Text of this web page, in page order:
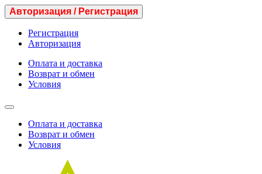
Авторизация / Регистрация
Регистрация
Авторизация
Оплата и доставка
Возврат и обмен
Условия
Оплата и доставка
Возврат и обмен
Условия